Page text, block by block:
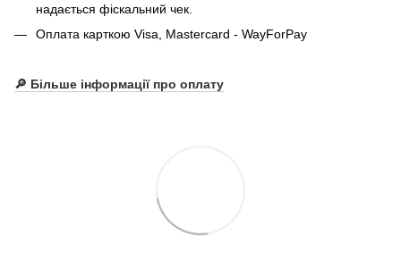
надається фіскальний чек.
Оплата карткою Visa, Mastercard - WayForPay
🔎 Більше інформації про оплату